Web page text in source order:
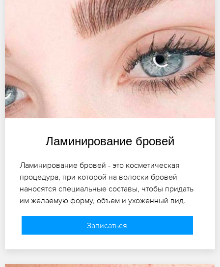
Ламинирование бровей
Ламинирование бровей - это косметическая
процедура, при которой на волоски бровей
наносятся специальные составы, чтобы придать
им желаемую форму, объем и ухоженный вид.
Записаться